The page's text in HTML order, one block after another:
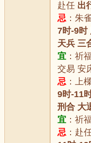
赴任 出
忌 ：朱
7时-9时
天兵 三
宜 ：祈
交易 安
忌 ：上
9时-11
刑合 大
宜 ：祈
忌 ：赴